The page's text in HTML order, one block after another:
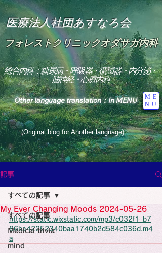
医療法人社団あすなろ会
フォレストクリニックオダサガ内科
Other language translation：In MENU
ME
NU
総合内科：糖尿病・呼吸器・循環器・内分泌・
脳神経・心療内科
(Original blog for Another language)
Heavens: Beyond the Universe: The World
the God of Light Resides"
尿病
経内科専門医
尿病
Wide Blog
性診療
Religion
記事
すべての記事
Medical trivia
mind
すべての記事
My Ever Changing Moods 2024-05-26
https://static.wixstatic.com/mp3/c032f1_b7
86ba42252340baa1740b2d584c036d.m4
a